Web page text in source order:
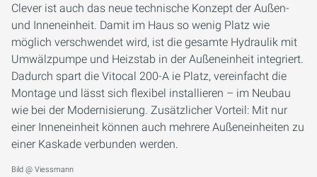
Clever ist auch das neue technische Konzept der Außen-
und Inneneinheit. Damit im Haus so wenig Platz wie
möglich verschwendet wird, ist die gesamte Hydraulik mit
Umwälzpumpe und Heizstab in der Außeneinheit integriert.
Dadurch spart die Vitocal 200-A ie Platz, vereinfacht die
Montage und lässt sich flexibel installieren – im Neubau
wie bei der Modernisierung. Zusätzlicher Vorteil: Mit nur
einer Inneneinheit können auch mehrere Außeneinheiten zu
einer Kaskade verbunden werden.
Bild @ Viessmann